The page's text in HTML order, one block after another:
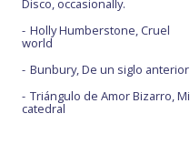
Disco, occasionally.
Holly Humberstone, Cruel
world
Bunbury, De un siglo anterior
Triángulo de Amor Bizarro, Mi
catedral